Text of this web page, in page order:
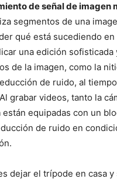
de señal de imagen
segmentos de una
qué está sucediendo en
una edición sofisticada
de la imagen, como la
de ruido, al
grabar videos, tanto la
están equipadas con un
de ruido en
dejar el trípode en casa